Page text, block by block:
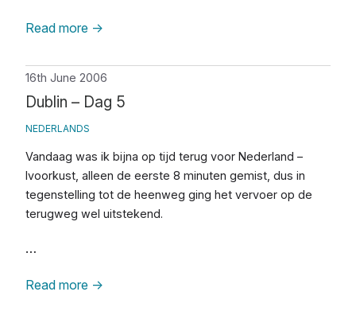
Read more →
16th June 2006
Dublin – Dag 5
NEDERLANDS
Vandaag was ik bijna op tijd terug voor Nederland –
Ivoorkust, alleen de eerste 8 minuten gemist, dus in
tegenstelling tot de heenweg ging het vervoer op de
terugweg wel uitstekend.
…
Read more →